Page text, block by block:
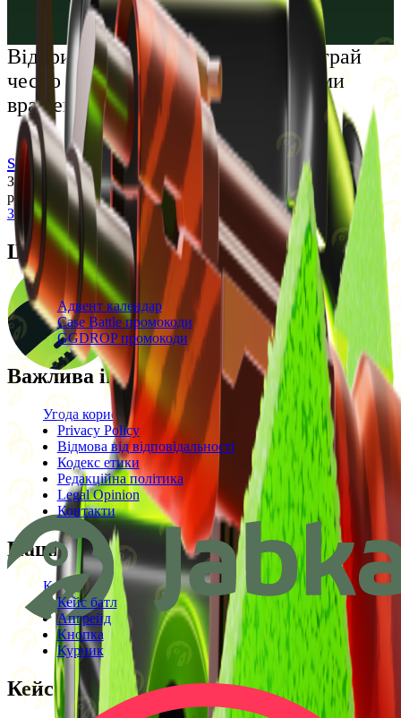
Українська
Відкрий світ преміальних розваг: грай
чесно та насолоджуйся унікальними
враженнями
support@cs-wiki.org
Заходячи на цей сайт, ви підтверджуєте, що виповнилося 18
років. Проблеми із азартними іграми?
Звернеться по допомогу
Щоденні бонуси
Свіжі промокоди
Адвент календар
Case Battle промокоди
GGDROP промокоди
Важлива інформація
Угода користувача
Privacy Policy
Відмова від відповідальності
Кодекс етики
Редакційна політика
Legal Opinion
Контакти
Наші режими
Кейси
Кейс батл
Апгрейд
Кнопка
Курник
Кейси